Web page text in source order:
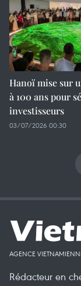
Hanoï mise sur
à 100 ans pour
investisseurs
03/07/2026 00:30
AGENCE
Rédacteur en